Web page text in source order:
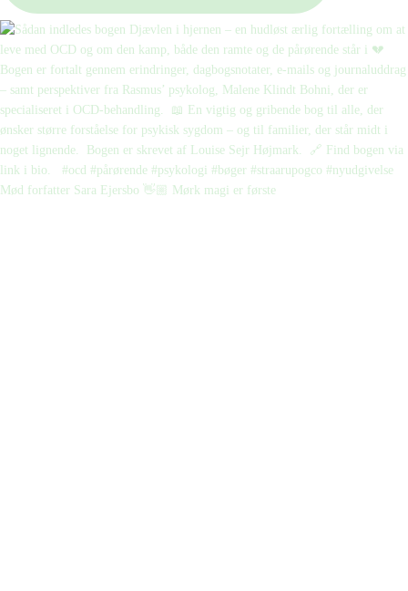
Mød forfatter Sara Ejersbo 👋🏼 Mørk magi er første